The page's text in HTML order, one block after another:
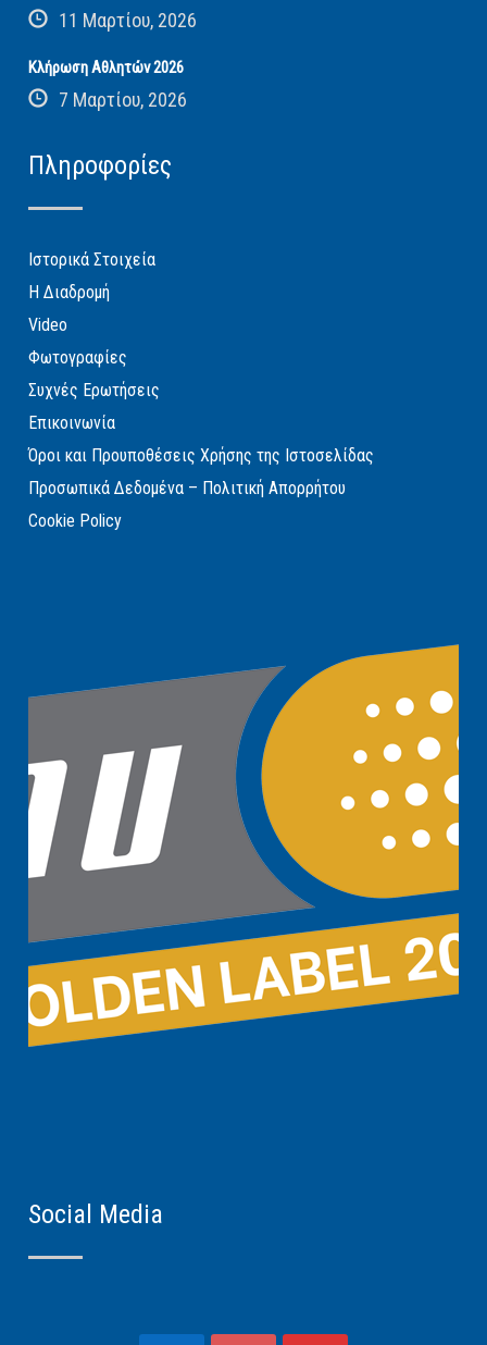
11 Μαρτίου, 2026
Κλήρωση Αθλητών 2026
7 Μαρτίου, 2026
Πληροφορίες
Ιστορικά Στοιχεία
Η Διαδρομή
Video
Φωτογραφίες
Συχνές Ερωτήσεις
Επικοινωνία
Όροι και Προυποθέσεις Χρήσης της Ιστοσελίδας
Προσωπικά Δεδομένα – Πολιτική Απορρήτου
Cookie Policy
Social Media